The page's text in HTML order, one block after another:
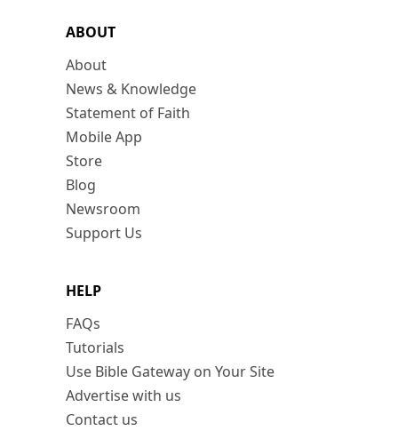
ABOUT
About
News & Knowledge
Statement of Faith
Mobile App
Store
Blog
Newsroom
Support Us
HELP
FAQs
Tutorials
Use Bible Gateway on Your Site
Advertise with us
Contact us